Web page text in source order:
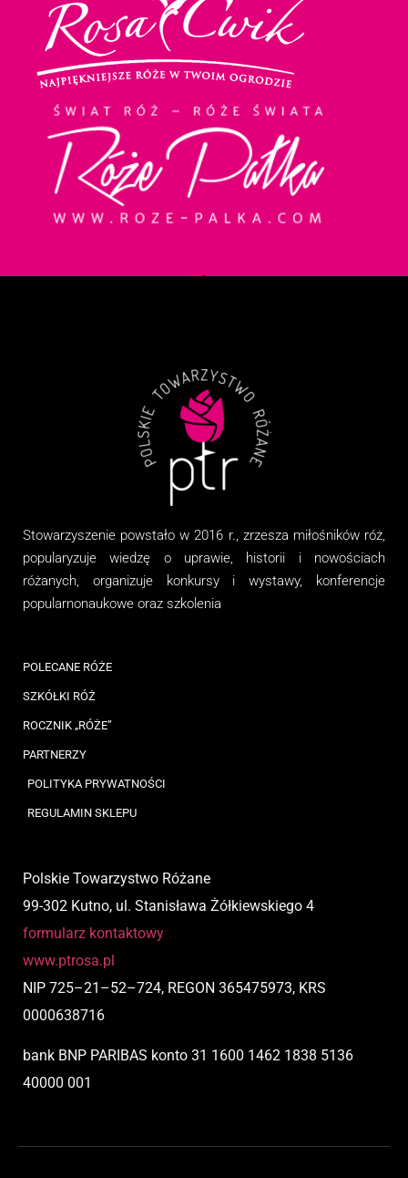
Stowarzyszenie powstało w 2016 r., zrzesza miłośników róż,
popularyzuje wiedzę o uprawie, historii i nowościach
różanych, organizujekonkursy i wystawy, konferencje
popularnonaukowe oraz szkolenia
POLECANE RÓŻE
SZKÓŁKI RÓŻ
ROCZNIK „RÓŻE”
PARTNERZY
POLITYKA PRYWATNOŚCI
REGULAMIN SKLEPU
Polskie Towarzystwo Różane
99-302 Kutno, ul. Stanisława Żółkiewskiego 4
formularz kontaktowy
www.ptrosa.pl
NIP 725–21 –52–724, REGON 365475973, KRS
0000638716
bank BNP PARIBAS konto 31 1600 1462 1838 5136
40000 001